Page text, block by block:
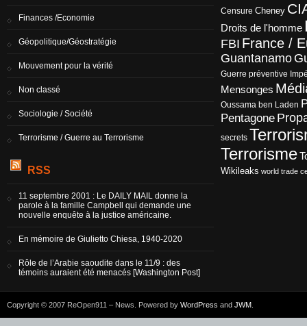
Finances /Economie
Géopolitique/Géostratégie
Mouvement pour la vérité
Non classé
Sociologie / Société
Terrorisme / Guerre au Terrorisme
RSS
11 septembre 2001 : Le DAILY MAIL donne la
parole à la famille Campbell qui demande une
nouvelle enquête à la justice américaine.
En mémoire de Giulietto Chiesa, 1940-2020
Rôle de l’Arabie saoudite dans le 11/9 : des
témoins auraient été menacés [Washington Post]
Censure Cheney
Droits de l'homme
FBI France /
Guantanamo
Guerre préventive
Mensonges
Oussama ben Laden
Pentagone
secrets
Terrorisme
Wikileaks world trade
Copyright © 2007 ReOpen911 – News. Powered by WordPress and JWM